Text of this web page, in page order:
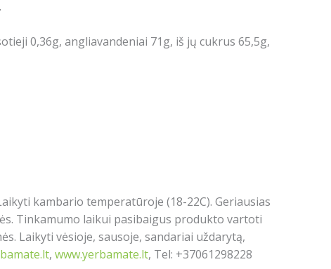
0,36g, angliavandeniai 71g, iš jų cukrus 65,5g,
kambario temperatūroje (18-22C). Geriausias
Tinkamumo laikui pasibaigus produkto vartoti
Laikyti vėsioje, sausoje, sandariai uždarytą,
, www.yerbamate.lt, Tel: +37061298228